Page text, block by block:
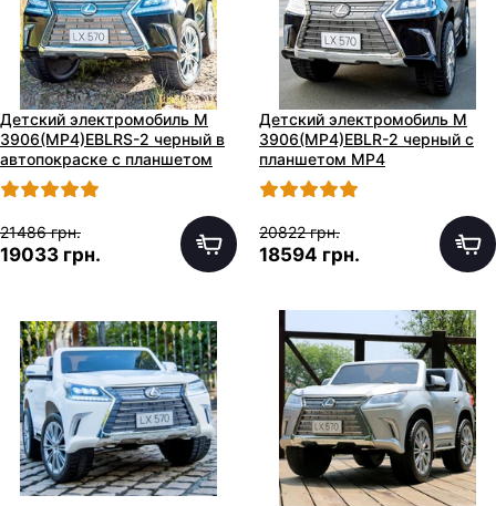
Детский электромобиль M
3906(MP4)EBLRS-2 черный в
автопокраске с планшетом
21486 грн.
19033 грн.
Детский электромобиль M
3906(MP4)EBLR-2 черный с
планшетом MP4
20822 грн.
18594 грн.